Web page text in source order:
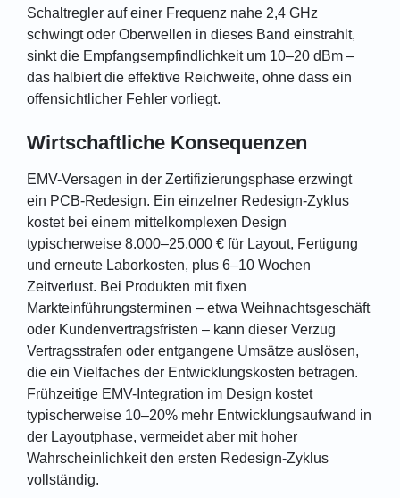
Schaltregler auf einer Frequenz nahe 2,4 GHz
schwingt oder Oberwellen in dieses Band einstrahlt,
sinkt die Empfangsempfindlichkeit um 10–20 dBm –
das halbiert die effektive Reichweite, ohne dass ein
offensichtlicher Fehler vorliegt.
Wirtschaftliche Konsequenzen
EMV-Versagen in der Zertifizierungsphase erzwingt
ein PCB-Redesign. Ein einzelner Redesign-Zyklus
kostet bei einem mittelkomplexen Design
typischerweise 8.000–25.000 € für Layout, Fertigung
und erneute Laborkosten, plus 6–10 Wochen
Zeitverlust. Bei Produkten mit fixen
Markteinführungsterminen – etwa Weihnachtsgeschäft
oder Kundenvertragsfristen – kann dieser Verzug
Vertragsstrafen oder entgangene Umsätze auslösen,
die ein Vielfaches der Entwicklungskosten betragen.
Frühzeitige EMV-Integration im Design kostet
typischerweise 10–20% mehr Entwicklungsaufwand in
der Layoutphase, vermeidet aber mit hoher
Wahrscheinlichkeit den ersten Redesign-Zyklus
vollständig.